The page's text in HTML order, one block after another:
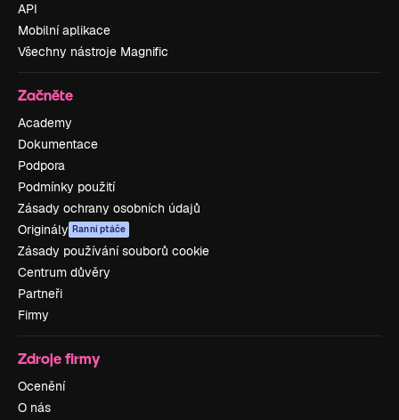
API
Mobilní aplikace
Všechny nástroje Magnific
Začněte
Academy
Dokumentace
Podpora
Podmínky použití
Zásady ochrany osobních údajů
Originály Ranní ptáče
Zásady používání souborů cookie
Centrum důvěry
Partneři
Firmy
Zdroje firmy
Ocenění
O nás